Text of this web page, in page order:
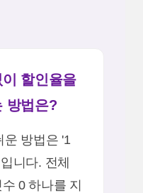
할인율을
방법은?
운 방법은 '1
니다. 전체
0 하나를 지